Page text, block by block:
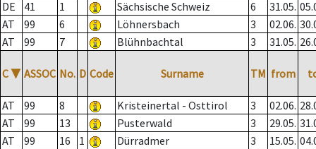
DE
41 1 Sächsische Schweiz 6 31.05.
AT
99 6 Löhnersbach 3 02.06.
AT
99 7 Blühnbachtal 3 31.05.
C ▼ ASSOC No. D Code Surname TM from
AT 99 8 Kristeinertal - Osttirol 3 02.06.
AT
99 13 Pusterwald 3 29.05.
AT
99 16 1 Dürradmer 3 15.05.